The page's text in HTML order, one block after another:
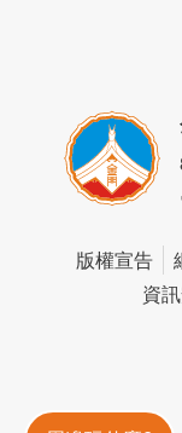
版權宣告
資